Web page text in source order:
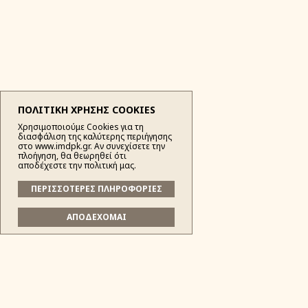
ΠΟΛΙΤΙΚΗ ΧΡΗΣΗΣ COOKIES
Χρησιμοποιούμε Cookies για τη
διασφάλιση της καλύτερης περιήγησης
στο www.imdpk.gr. Αν συνεχίσετε την
πλοήγηση, θα θεωρηθεί ότι
αποδέχεστε την πολιτική μας.
ΠΕΡΙΣΣΟΤΕΡΕΣ ΠΛΗΡΟΦΟΡΙΕΣ
ΑΠΟΔΕΧΟΜΑΙ